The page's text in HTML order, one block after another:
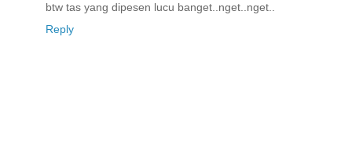
btw tas yang dipesen lucu banget..nget..nget..
Reply